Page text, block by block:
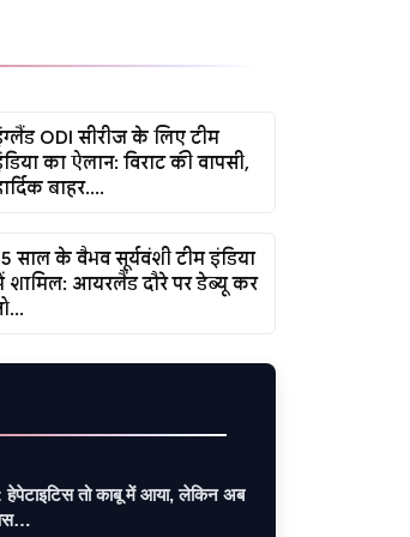
ODI सीरीज के लिए टीम
का ऐलान: विराट की वापसी,
बाहर....
साल के वैभव सूर्यवंशी टीम इंडिया
शामिल: आयरलैंड दौरे पर डेब्यू कर
हेपेटाइटिस तो काबू में आया, लेकिन अब